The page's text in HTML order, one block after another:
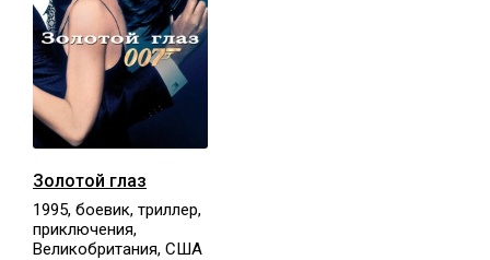
Золотой глаз
1995, боевик, триллер,
приключения,
Великобритания, США